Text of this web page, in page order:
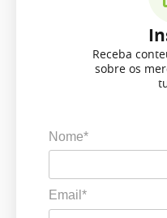
Receba
sobre os
Nome*
Email*